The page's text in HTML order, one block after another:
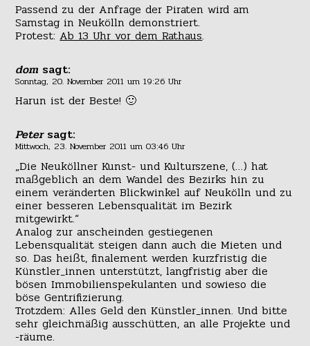
Passend zu der Anfrage der Piraten wird am
Samstag in Neukölln demonstriert.
Protest:Ab 13 Uhr vor dem Rathaus.
dom sagt:
Sonntag, 20. November 2011 um 19:26 Uhr
Harun ist der Beste! 🙂
Peter sagt:
Mittwoch, 23. November 2011 um 03:46 Uhr
„Die Neuköllner Kunst- und Kulturszene, (…) hat
maßgeblich an dem Wandel des Bezirks hin zu
einem veränderten Blickwinkel auf Neukölln und zu
einer besseren Lebensqualität im Bezirk
mitgewirkt.“
Analog zur anscheinden gestiegenen
Lebensqualität steigen dann auch die Mieten und
so. Das heißt, finalement werden kurzfristig die
Künstler_innen unterstützt, langfristig aber die
bösen Immobilienspekulanten und sowieso die
böse Gentrifizierung.
Trotzdem: Alles Geld den Künstler_innen. Und bitte
sehr gleichmäßig ausschütten, an alle Projekte und
-räume.